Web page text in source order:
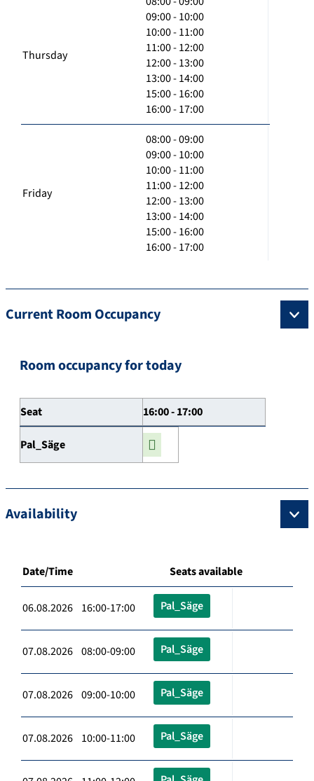
Thursday
09:00 - 10:00
10:00 - 11:00
11:00 - 12:00
12:00 - 13:00
13:00 - 14:00
15:00 - 16:00
16:00 - 17:00
Friday
08:00 - 09:00
09:00 - 10:00
10:00 - 11:00
11:00 - 12:00
12:00 - 13:00
13:00 - 14:00
15:00 - 16:00
16:00 - 17:00
Current Room Occupancy
Room occupancy for today
Seat 16:00 - 17:00
Pal_Säge
Availability
Date/Time Seats available
06.08.2026 16:00-17:00 Pal_Säge
07.08.2026 08:00-09:00 Pal_Säge
07.08.2026 09:00-10:00 Pal_Säge
07.08.2026 10:00-11:00 Pal_Säge